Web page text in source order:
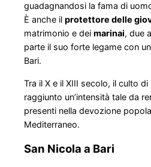
guadagnandosi la fama di
È anche il protettore delle
matrimonio e dei marinai, due
parte il suo forte legame con
Bari.
Tra il X e il XIII secolo, il culto di
raggiunto un’intensità tale da
presenti nella devozione
Mediterraneo.
San Nicola a Bari